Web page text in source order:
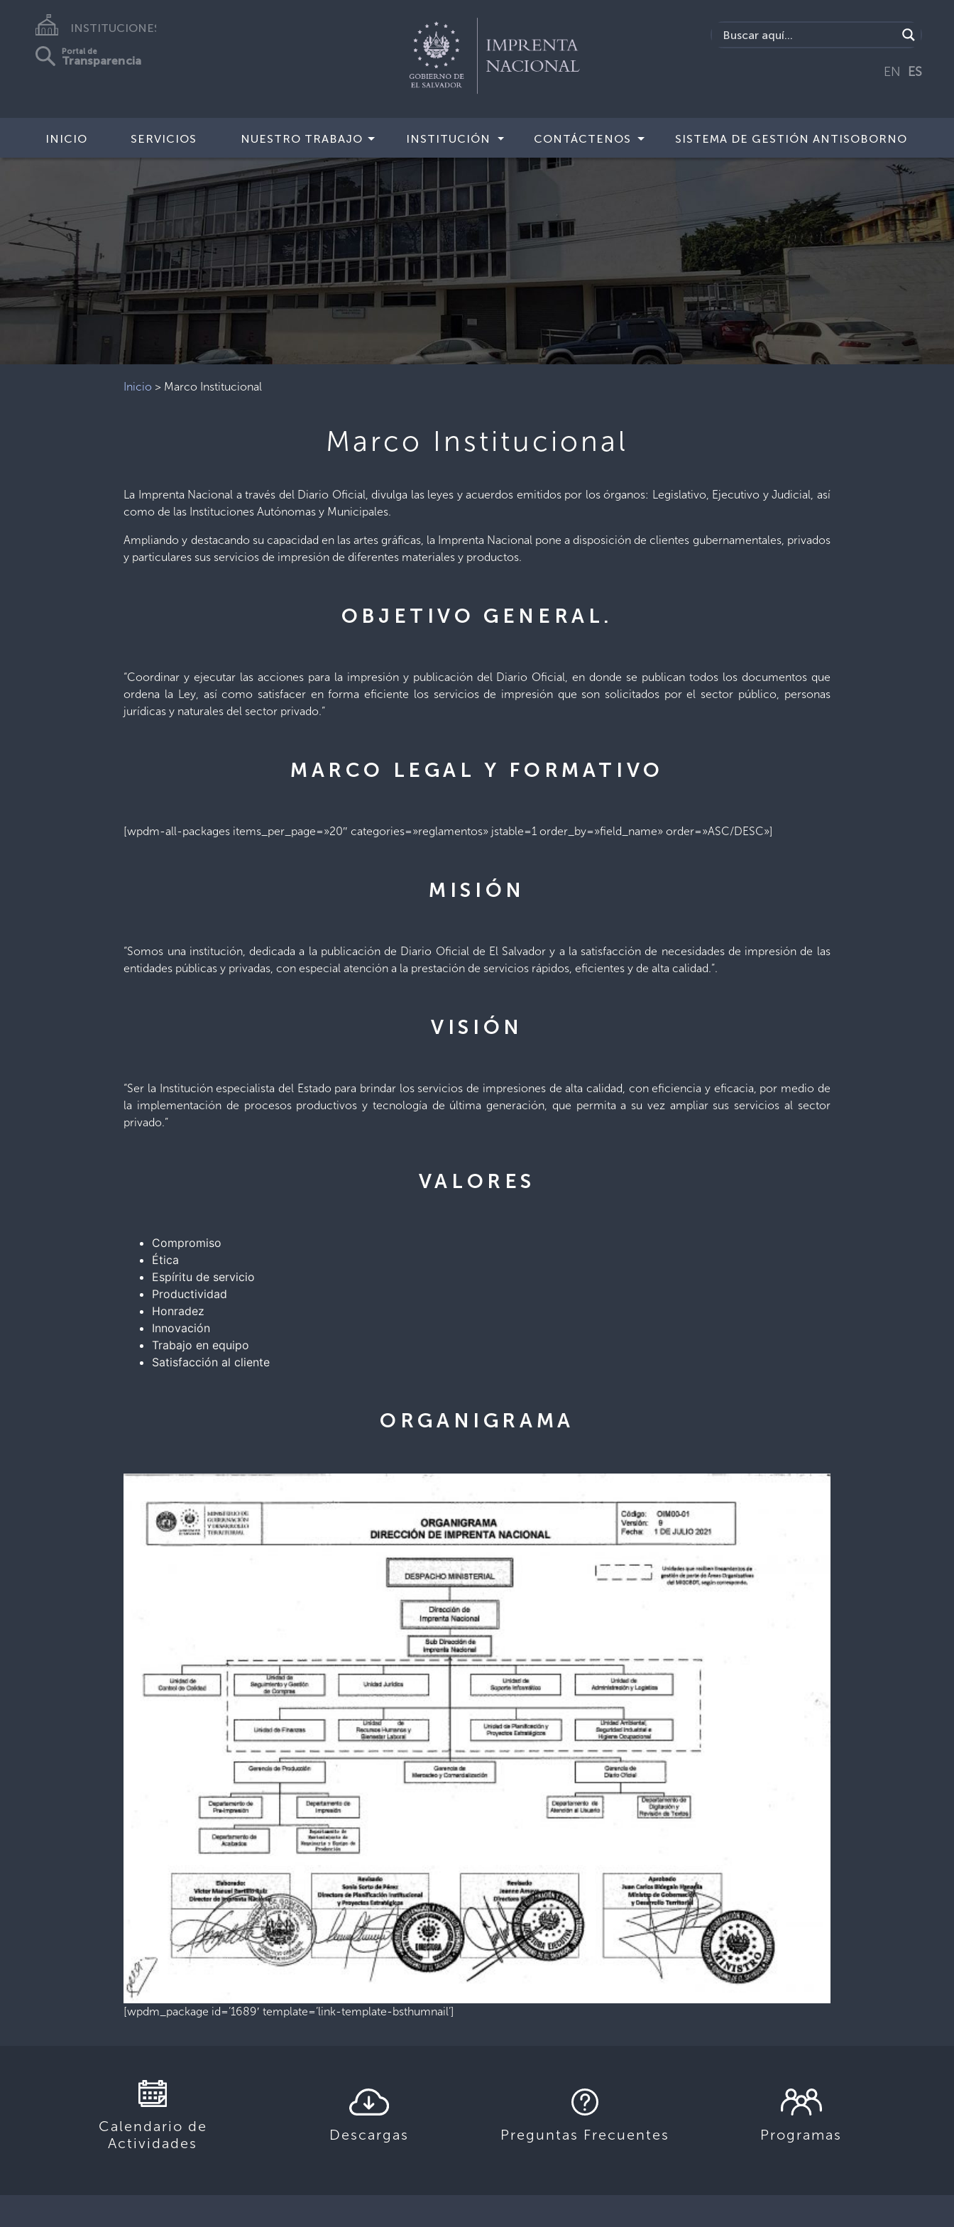
INSTITUCIONES
Portal de
Transparencia
EN ES
INICIO SERVICIOS NUESTRO TRABAJO INSTITUCIÓN CONTÁCTENOS SISTEMA DE GESTIÓN ANTISOBORNO
Previous
Inicio > Marco Institucional
Marco Institucional
La Imprenta Nacional a través del Diario Oficial, divulga las leyes y acuerdos emitidos por los órganos: Legislativo, Ejecutivo y Judicial, así
como de las Instituciones Autónomas y Municipales.
Ampliando y destacando su capacidad en las artes gráficas, la Imprenta Nacional pone a disposición de clientes gubernamentales, privados
y particulares sus servicios de impresión de diferentes materiales y productos.
OBJETIVO GENERAL.
“Coordinar y ejecutar las acciones para la impresión y publicación del Diario Oficial, en donde se publican todos los documentos que
ordena la Ley, así como satisfacer en forma eficiente los servicios de impresión que son solicitados por el sector público, personas
jurídicas y naturales del sector privado.”
MARCO LEGAL Y FORMATIVO
[wpdm-all-packages items_per_page=»20″ categories=»reglamentos» jstable=1 order_by=»field_name» order=»ASC/DESC»]
MISIÓN
“Somos una institución, dedicada a la publicación de Diario Oficial de El Salvador y a la satisfacción de necesidades de impresión de las
entidades públicas y privadas, con especial atención a la prestación de servicios rápidos, eficientes y de alta calidad.”.
VISIÓN
“Ser la Institución especialista del Estado para brindar los servicios de impresiones de alta calidad, con eficiencia y eficacia, por medio de
la implementación de procesos productivos y tecnología de última generación, que permita a su vez ampliar sus servicios al sector
privado.”
VALORES
Compromiso
Ética
Espíritu de servicio
Productividad
Honradez
Innovación
Trabajo en equipo
Satisfacción al cliente
ORGANIGRAMA
[wpdm_package id=’1689′ template=’link-template-bsthumnail’]
Calendario de
Actividades
Descargas Preguntas Frecuentes Programas